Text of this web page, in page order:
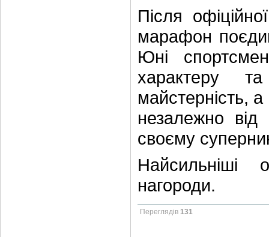
Після
марафон
Юні
характеру
майстерність,
незалежно від
своєму
Найсильніші
нагороди.
Переглядів 131